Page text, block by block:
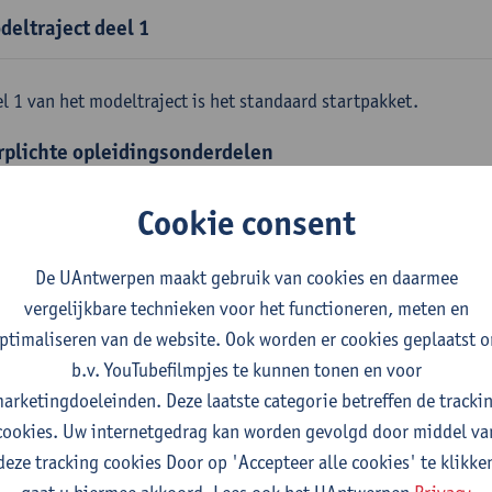
deel 1
1 van het modeltraject is het standaard startpakket.
opleidingsonderdelen
1E SEM
methoden en technieken
1E SEM
Jan Sijbers
chemie m.i.v. labovaardigheden
1E SEM
Frank Blockhuys Christophe De Bie
Cookie consent
De UAntwerpen maakt gebruik van cookies en daarmee
vergelijkbare technieken voor het functioneren, meten en
van de website. Ook worden er cookies geplaatst
b.v. YouTubefilmpjes te kunnen tonen en voor
Deze laatste categorie betreffen de
Uw internetgedrag kan worden gevolgd door middel
tracking cookies Door op 'Accepteer alle cookies' te